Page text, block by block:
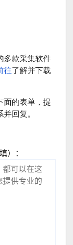
多款采集软件
往了解并下载
面的表单，提
回复。
）：